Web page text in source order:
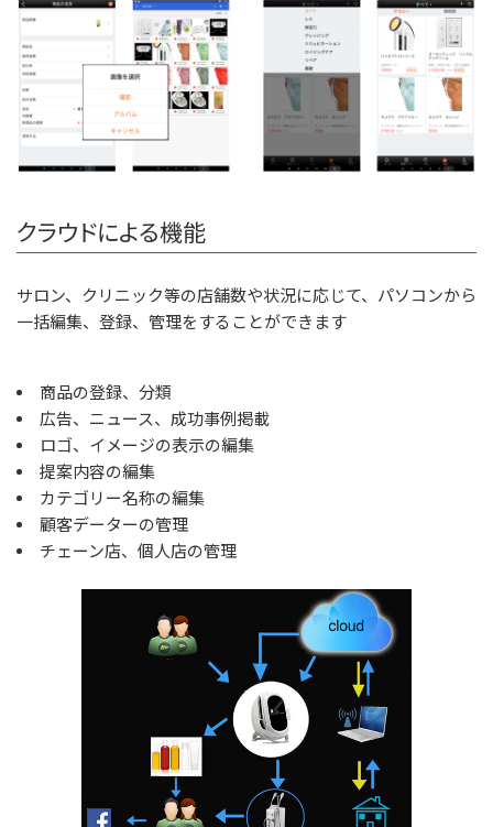
クラウドによる機能
サロン、クリニック等の店舗数や状況に応じて、パソコンから
一括編集、登録、管理をすることができます
商品の登録、分類
広告、ニュース、成功事例掲載
ロゴ、イメージの表示の編集
提案内容の編集
カテゴリー名称の編集
顧客データーの管理
チェーン店、個人店の管理